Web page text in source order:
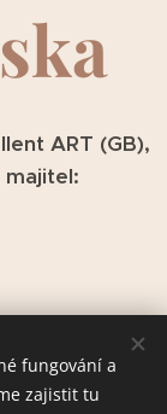
ART (GB),
majitel:
fungování a
zajistit tu